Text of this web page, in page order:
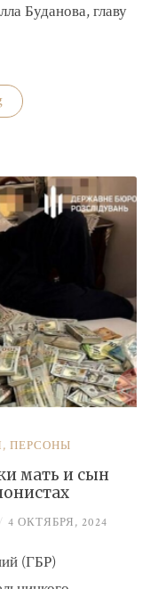
Буданова, главу
«На
Банковой
Буданова
и
Умерова»
, ПЕРСОНЫ
мать и сын
4 ОКТЯБРЯ, 2024
(ГБР)